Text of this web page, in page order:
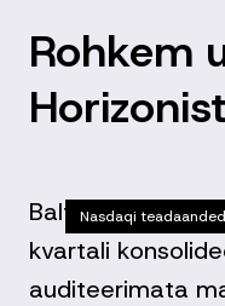
Rohkem
Horizonist
Nasdaqi teadaanded
Baltic Horizon
kvartali
auditeerimata